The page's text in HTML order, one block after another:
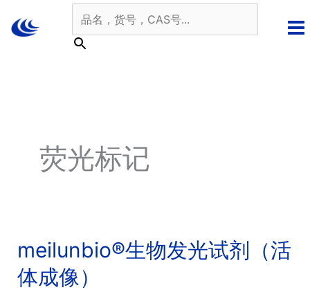
荧光标记
meilunbio®生物发光试剂（活
体成像）